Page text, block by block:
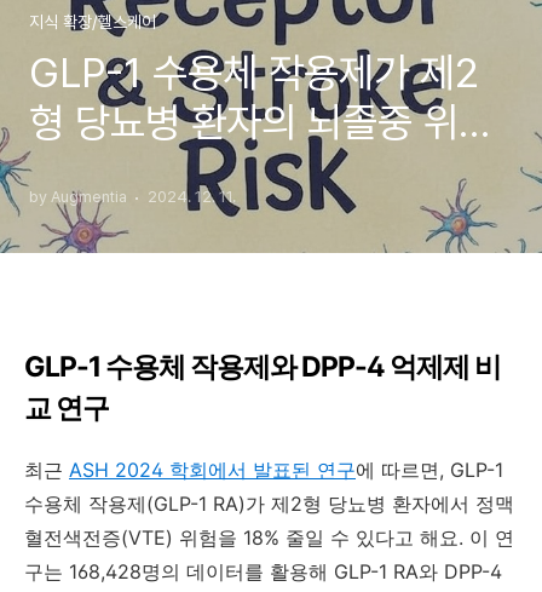
지식 확장/헬스케어
GLP-1 수용체 작용제가 제2
형 당뇨병 환자의 뇌졸중 위험
을 줄일 수 있어요 😊
by Augmentia 2024. 12. 11.
GLP-1 수용체 작용제와 DPP-4 억제제 비
교 연구
최근 ASH 2024 학회에서 발표된 연구에 따르면, GLP-1
수용체 작용제(GLP-1 RA)가 제2형 당뇨병 환자에서 정맥
혈전색전증(VTE) 위험을 18% 줄일 수 있다고 해요. 이 연
구는 168,428명의 데이터를 활용해 GLP-1 RA와 DPP-4